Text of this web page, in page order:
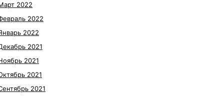
2022
2022
2022
2021
2021
2021
2021